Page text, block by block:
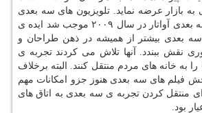
بازار عرضه نماید. تلویزیون های سه بعدی
موفقیت عظیم فیلم سه بعدی آواتار در سال ۲۰۰۹ موجب شد ایده ی
بعدی بیشتر از همیشه در ذهن طراحان و
نقش ببندد. آنها تلاش می كردند تجربه ی
به خانه های مردم منتقل كنند. البته برخلاف
فیلم های سه بعدی هنوز جزو امكانات مهم
منتقل كردن تجربه ی سه بعدی به اتاق های
بود.